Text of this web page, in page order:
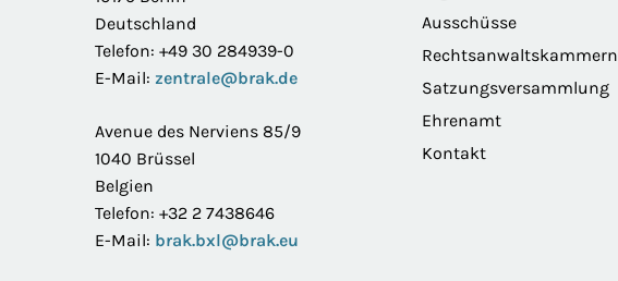
Deutschland
Telefon: +49 30 284939-0
E-Mail: zentrale@brak.de
Avenue des Nerviens 85/9
1040 Brüssel
Belgien
Telefon: +32 2 7438646
E-Mail: brak.bxl@brak.eu
Ausschüsse
Rechtsanwaltskammern
Satzungsversammlung
Ehrenamt
Kontakt